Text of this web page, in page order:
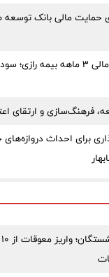
درصدی حمایت مالی بانک
فرهنگ‌سازی و ارتقای
برای احداث